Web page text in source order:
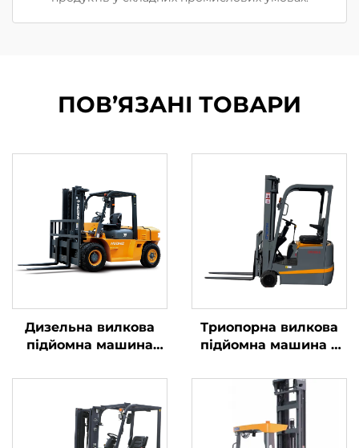
ПОВ’ЯЗАНІ ТОВАРИ
Дизельна вилкова
підйомна машина
вантажів вагою до 7
управлінням та
розвантаженням на
Триопорна вилкова
підйомна машина з
вагою 1,0 тонни,
вироблена в Китаї, за
розумною ціною